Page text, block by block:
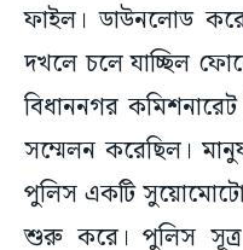
ফাইল। ডাউনলোড
দখলে চলে যাচ্ছিল
বিধাননগর
সম্মেলন করেছিল।
পুলিস একটি
শুরু করে। পুলিস সূত্র